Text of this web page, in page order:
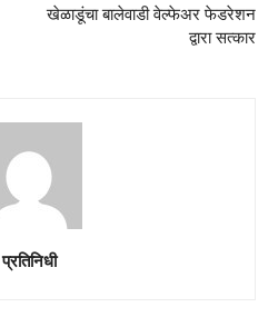
खेळाडूंचा बालेवाडी वेल्फेअर फेडरेशन
द्वारा सत्कार
प्रतिनिधी